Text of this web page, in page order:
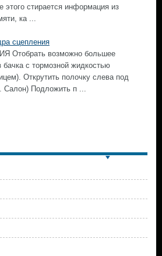
стирается информация из
ка ...
сцепления
возможно большее
бачка с тормозной жидкостью
Открутить полочку слева под
Салон) Подложить п ...